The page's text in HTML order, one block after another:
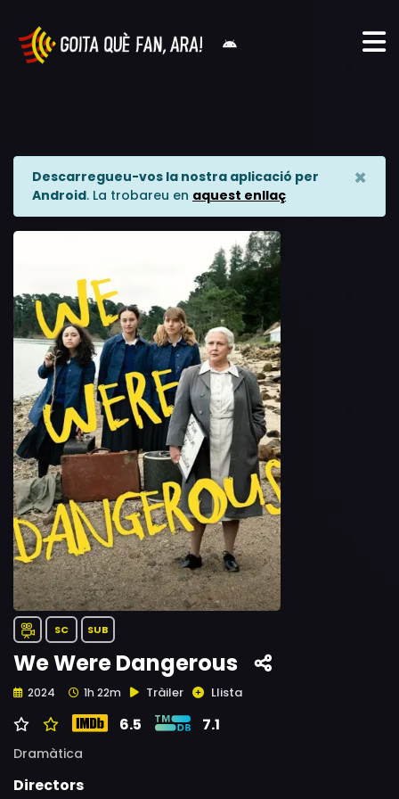
Descarregueu-vos la nostra aplicació per
Android. La trobareu en aquest enllaç
×
SC SUB
We Were Dangerous
2024 1h 22m Tràiler Llista
6.5 7.1
Dramàtica
Directors